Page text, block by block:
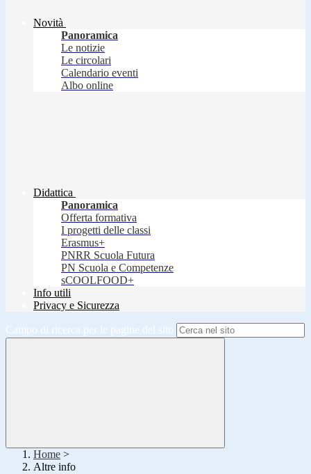
Novità
Panoramica
Le notizie
Le circolari
Calendario eventi
Albo online
Didattica
Panoramica
Offerta formativa
I progetti delle classi
Erasmus+
PNRR Scuola Futura
PN Scuola e Competenze
sCOOLFOOD+
Info utili
Privacy e Sicurezza
Campo di ricerca per le pagine del sito
Home >
Altre info